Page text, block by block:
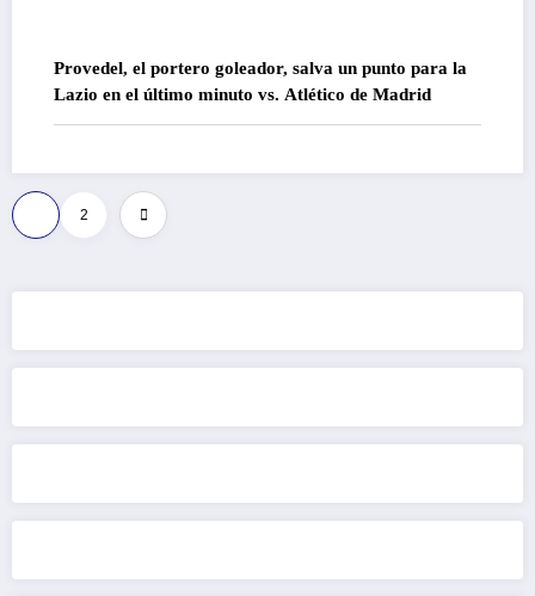
Provedel, el portero goleador, salva un punto para la
Lazio en el último minuto vs. Atlético de Madrid
Paginación
de
entradas
2